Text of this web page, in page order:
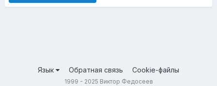
Язык Обратная связь Cookie-файлы
1999 - 2025 Виктор Федосеев